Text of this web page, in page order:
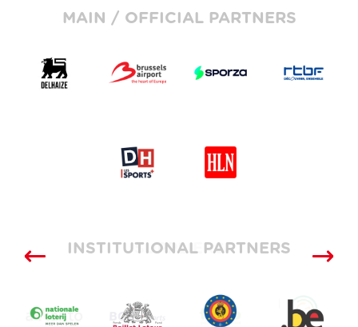
MAIN / OFFICIAL PARTNERS
SUPPLIERS
INSTITUTIONAL PARTNERS